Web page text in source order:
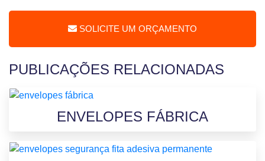
SOLICITE UM ORÇAMENTO
PUBLICAÇÕES RELACIONADAS
ENVELOPES FÁBRICA